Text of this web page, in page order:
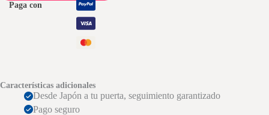
Paga con
Características adicionales
Desde Japón a tu puerta, seguimiento garantizado
Pago seguro